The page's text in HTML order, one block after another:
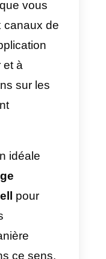
l’application
son
position, ce
fonctions les
particularité